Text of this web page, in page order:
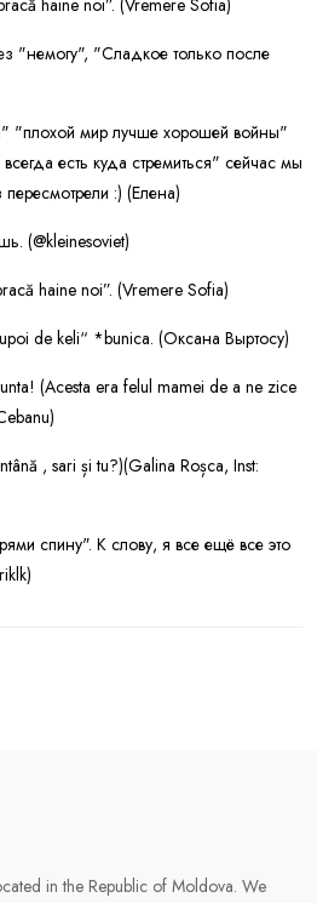
haine noi”. (Vremere Sofia)
"немогу", "Сладкое только после
"плохой мир лучше хорошей войны"
есть куда стремиться" сейчас мы
:) (Елена)
(@kleinesoviet)
haine noi”. (Vremere Sofia)
de keli“ *bunica. (Оксана Выртосу)
(Acesta era felul mamei de a ne zice
, sari și tu?)(Galina Roșca, Inst:
спину". К слову, я все ещё все это
in the Republic of Moldova. We